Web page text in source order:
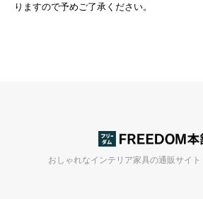
りますので予めご了承ください。
おしゃれなインテリア家具の通販サイ